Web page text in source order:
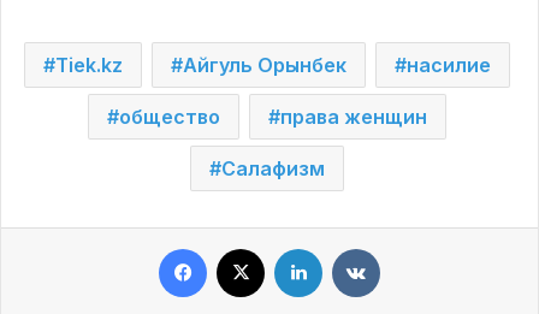
Tiek.kz Айгуль Орынбек насилие
общество права женщин
Салафизм